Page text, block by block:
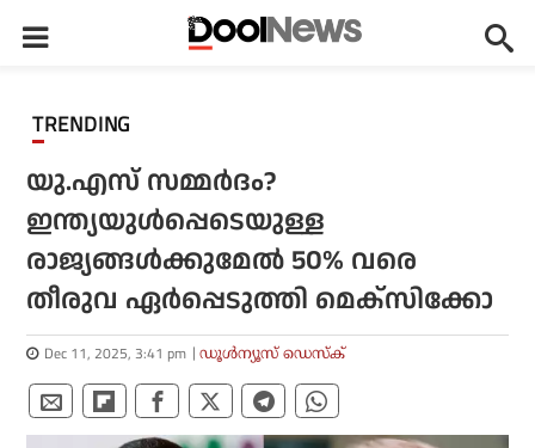
TRENDING
യു.എസ് സമ്മർദം?
ഇന്ത്യയുൾപ്പെടെയുള്ള
രാജ്യങ്ങൾക്കുമേൽ 50% വരെ
തീരുവ ഏർപ്പെടുത്തി മെക്സിക്കോ
Dec 11, 2025, 3:41 pm ഡൂള്‍ന്യൂസ് ഡെസ്‌ക്